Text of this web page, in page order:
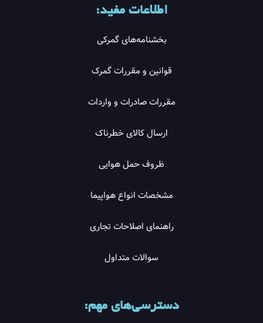
اطلاعات مفید:
بخشنامه‌های گمرکی
قوانین و مقررات گمرک
مقررات صادرات و واردات
ارسال کالای خطرناک
ظروف حمل هوایی
مشخصات انواع هواپیما
راهنمای اصلاحات تجاری
سوالات متداول
دسترسی‌های مهم: